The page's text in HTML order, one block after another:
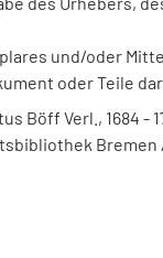
und/oder
oder Teile
Böff Verl., 1684 -
Bremen